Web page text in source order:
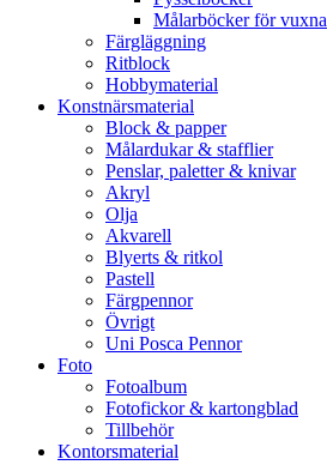
Målarböcker för vuxna
Färgläggning
Ritblock
Hobbymaterial
Konstnärsmaterial
Block & papper
Målardukar & stafflier
Penslar, paletter & knivar
Akryl
Olja
Akvarell
Blyerts & ritkol
Pastell
Färgpennor
Övrigt
Uni Posca Pennor
Foto
Fotoalbum
Fotofickor & kartongblad
Tillbehör
Kontorsmaterial